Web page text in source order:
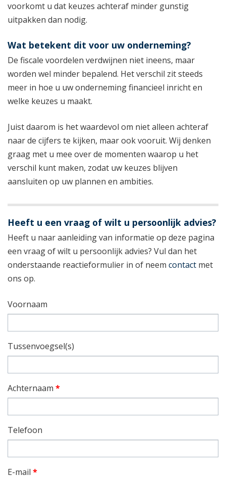
voorkomt u dat keuzes achteraf minder gunstig
uitpakken dan nodig.
Wat betekent dit voor uw onderneming?
De fiscale voordelen verdwijnen niet ineens, maar
worden wel minder bepalend. Het verschil zit steeds
meer in hoe u uw onderneming financieel inricht en
welke keuzes u maakt.
Juist daarom is het waardevol om niet alleen achteraf
naar de cijfers te kijken, maar ook vooruit. Wij denken
graag met u mee over de momenten waarop u het
verschil kunt maken, zodat uw keuzes blijven
aansluiten op uw plannen en ambities.
Heeft u een vraag of wilt u persoonlijk advies?
Heeft u naar aanleiding van informatie op deze pagina
een vraag of wilt u persoonlijk advies? Vul dan het
onderstaande reactieformulier in of neem contact met
ons op.
Voornaam
Tussenvoegsel(s)
Achternaam *
Telefoon
E-mail *